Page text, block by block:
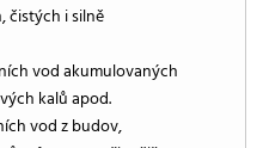
čistých i silně
vod akumulovaných
kalů apod.
vod z budov,